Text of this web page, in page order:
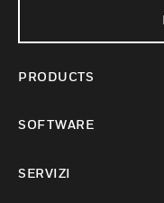
PRODUCTS
SOFTWARE
SERVIZI